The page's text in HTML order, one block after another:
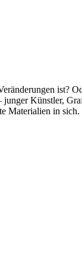
ist?
junger Künstler,
Materialien in sich.